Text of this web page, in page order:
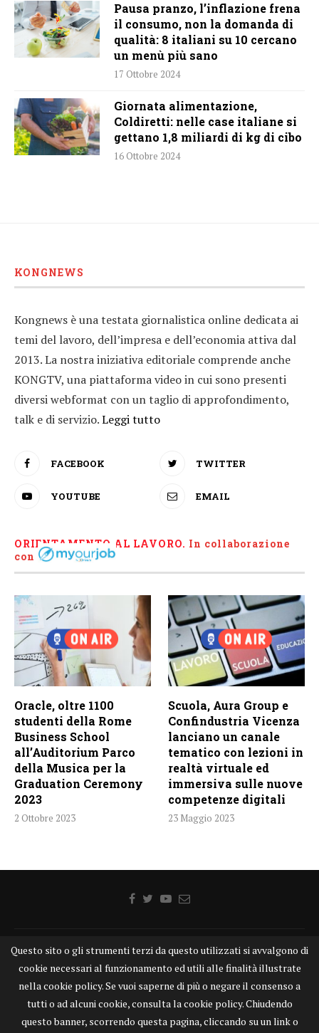
Pausa pranzo, l’inflazione frena
il consumo, non la domanda di
qualità: 8 italiani su 10 cercano
un menù più sano
17 Ottobre 2024
Giornata alimentazione,
Coldiretti: nelle case italiane si
gettano 1,8 miliardi di kg di cibo
16 Ottobre 2024
KONGNEWS
Kongnews è una testata giornalistica online dedicata ai
temi del lavoro, dell’impresa e dell’economia attiva dal
2013. La nostra iniziativa editoriale comprende anche
KONGTV, una piattaforma video in cui sono presenti
diversi webformat con un taglio di approfondimento,
talk e di servizio.Leggi tutto
FACEBOOK TWITTER
YOUTUBE EMAIL
ORIENTAMENTO AL LAVORO. In collaborazione
con
Oracle, oltre 1100
studenti della Rome
Business School
all’Auditorium Parco
della Musica per la
Graduation Ceremony
2023
2 Ottobre 2023
Scuola, Aura Group e
Confindustria Vicenza
lanciano un canale
tematico con lezioni in
realtà virtuale ed
immersiva sulle nuove
competenze digitali
23 Maggio 2023
Home Chi siamo Disclaimer Cookie Contatti
Privacy Policy KONGTV
KONGnews ©KONG Comunicazione s.r.l. - P.IVA: 15049871005
Alcune delle foto pubblicate su KONGnews.it sono state prese da Internet,
e valutate di pubblico dominio. Qualora i soggetti o gli autori delle stesse
Questo sito o gli strumenti terzi da questo utilizzati si avvalgono di
cookie necessari al funzionamento ed utili alle finalità illustrate
nella cookie policy. Se vuoi saperne di più o negare il consenso a
tutti o ad alcuni cookie, consulta la cookie policy. Chiudendo
questo banner, scorrendo questa pagina, cliccando su un link o